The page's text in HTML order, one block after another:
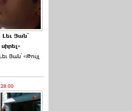
Յան՝
Յան՝ «Թույլ